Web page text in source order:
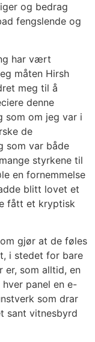
og bedrag
fengslende og
har vært
måten Hirsh
meg til å
denne
som om jeg var i
de
som var både
styrkene til
en fornemmelse
blitt lovet et
fått et kryptisk
gjør at de føles
i stedet for bare
er, som alltid, en
panel en e-
som drar
sant vitnesbyrd